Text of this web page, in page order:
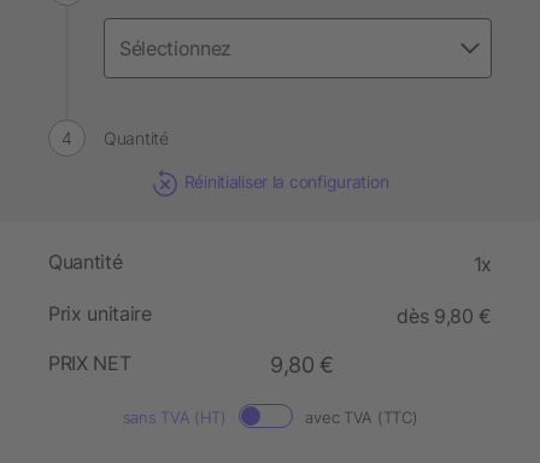
Quantité
Réinitialiser la configuration
Quantité 1x
Prix unitaire
dès 9,80 €
PRIX NET
9,80 €
sans TVA (HT) avec TVA (TTC)